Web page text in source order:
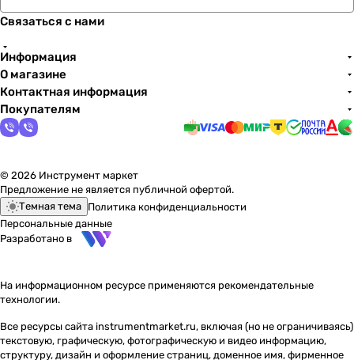
Связаться с нами
Информация
О магазине
Контактная информация
Покупателям
© 2026 Инструмент маркет
Предложение не является публичной офертой.
Темная тема Политика конфиденциальности
Персональные данные
Разработано в
На информационном ресурсе применяются рекомендательные
технологии.
Все ресурсы сайта instrumentmarket.ru, включая (но не ограничиваясь)
текстовую, графическую, фотографическую и видео информацию,
структуру, дизайн и оформление страниц, доменное имя, фирменное